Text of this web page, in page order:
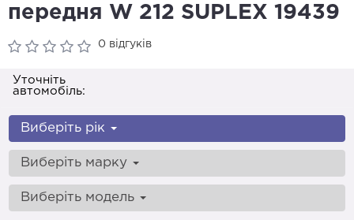
передня W 212 SUPLEX 19439
0 відгуків
Уточніть
автомобіль:
Виберіть рік
Виберіть марку
Виберіть модель